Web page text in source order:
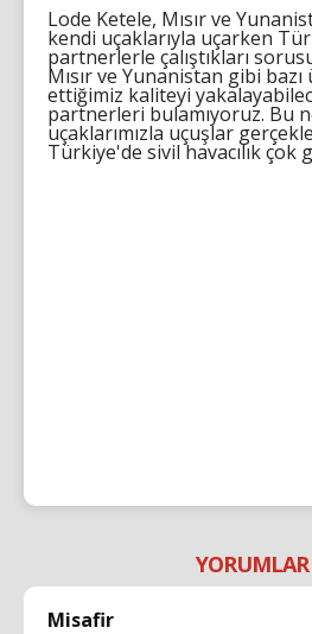
Lode Ketele, Mısır ve
kendi uçaklarıyla uçarken
partnerlerle çalıştıkları
Mısır ve Yunanistan gibi
ettiğimiz kaliteyi
partnerleri bulamıyoruz. Bu
uçaklarımızla uçuşlar
Türkiye'de sivil havacılık çok
Misafir